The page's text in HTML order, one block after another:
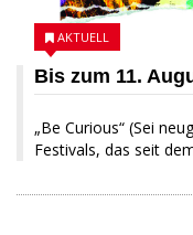
Bis zum 11.
„Be Curious“ (Sei
Festivals, das seit
AKTUELL